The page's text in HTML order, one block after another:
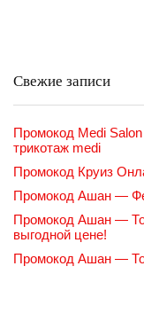
Свежие записи
Промокод Medi
трикотаж medi
Промокод Круиз
Промокод Ашан —
Промокод Ашан —
выгодной цене!
Промокод Ашан —